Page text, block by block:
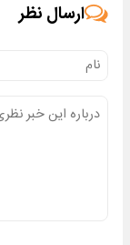
ارسال نظر